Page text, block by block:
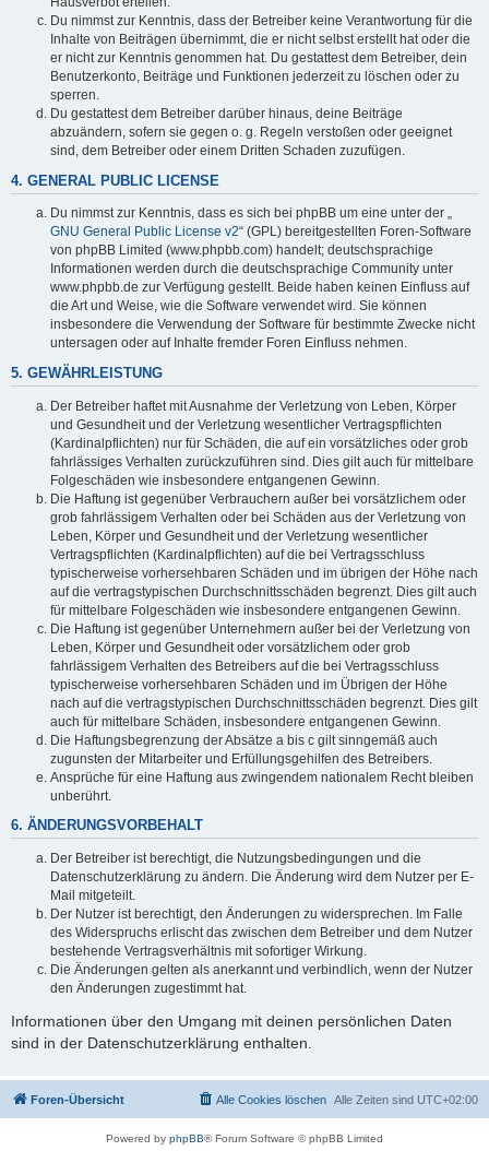
Du nimmst zur Kenntnis, dass der Betreiber keine Verantwortung für die
Inhalte von Beiträgen übernimmt, die er nicht selbst erstellt hat oder die
er nicht zur Kenntnis genommen hat. Du gestattest dem Betreiber, dein
Benutzerkonto, Beiträge und Funktionen jederzeit zu löschen oder zu
sperren.
Du gestattest dem Betreiber darüber hinaus, deine Beiträge
abzuändern, sofern sie gegen o. g. Regeln verstoßen oder geeignet
sind, dem Betreiber oder einem Dritten Schaden zuzufügen.
4. GENERAL PUBLIC LICENSE
Du nimmst zur Kenntnis, dass es sich bei phpBB um eine unter der „
GNU General Public License v2“ (GPL) bereitgestellten Foren-Software
von phpBB Limited (www.phpbb.com) handelt; deutschsprachige
Informationen werden durch die deutschsprachige Community unter
www.phpbb.de zur Verfügung gestellt. Beide haben keinen Einfluss auf
die Art und Weise, wie die Software verwendet wird. Sie können
insbesondere die Verwendung der Software für bestimmte Zwecke nicht
untersagen oder auf Inhalte fremder Foren Einfluss nehmen.
5. GEWÄHRLEISTUNG
Der Betreiber haftet mit Ausnahme der Verletzung von Leben, Körper
und Gesundheit und der Verletzung wesentlicher Vertragspflichten
(Kardinalpflichten) nur für Schäden, die auf ein vorsätzliches oder grob
fahrlässiges Verhalten zurückzuführen sind. Dies gilt auch für mittelbare
Folgeschäden wie insbesondere entgangenen Gewinn.
Die Haftung ist gegenüber Verbrauchern außer bei vorsätzlichem oder
grob fahrlässigem Verhalten oder bei Schäden aus der Verletzung von
Leben, Körper und Gesundheit und der Verletzung wesentlicher
Vertragspflichten (Kardinalpflichten) auf die bei Vertragsschluss
typischerweise vorhersehbaren Schäden und im übrigen der Höhe nach
auf die vertragstypischen Durchschnittsschäden begrenzt. Dies gilt auch
für mittelbare Folgeschäden wie insbesondere entgangenen Gewinn.
Die Haftung ist gegenüber Unternehmern außer bei der Verletzung von
Leben, Körper und Gesundheit oder vorsätzlichem oder grob
fahrlässigem Verhalten des Betreibers auf die bei Vertragsschluss
typischerweise vorhersehbaren Schäden und im Übrigen der Höhe
nach auf die vertragstypischen Durchschnittsschäden begrenzt. Dies gilt
auch für mittelbare Schäden, insbesondere entgangenen Gewinn.
Die Haftungsbegrenzung der Absätze a bis c gilt sinngemäß auch
zugunsten der Mitarbeiter und Erfüllungsgehilfen des Betreibers.
Ansprüche für eine Haftung aus zwingendem nationalem Recht bleiben
unberührt.
6. ÄNDERUNGSVORBEHALT
Der Betreiber ist berechtigt, die Nutzungsbedingungen und die
Datenschutzerklärung zu ändern. Die Änderung wird dem Nutzer per E-
Mail mitgeteilt.
Der Nutzer ist berechtigt, den Änderungen zu widersprechen. Im Falle
des Widerspruchs erlischt das zwischen dem Betreiber und dem Nutzer
bestehende Vertragsverhältnis mit sofortiger Wirkung.
Die Änderungen gelten als anerkannt und verbindlich, wenn der Nutzer
den Änderungen zugestimmt hat.
Informationen über den Umgang mit deinen persönlichen Daten
sind in der Datenschutzerklärung enthalten.
Foren-Übersicht Alle Zeiten sind UTC+02:00
Alle Cookies löschen
Powered by phpBB® Forum Software © phpBB Limited